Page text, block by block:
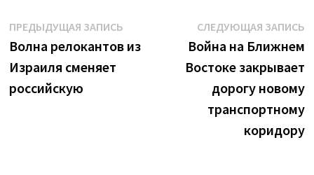
Навигация
по
записям
ПРЕДЫДУЩАЯ ЗАПИСЬПредыдущая
запись:
Волна релокантов из
Израиля сменяет
российскую
СЛЕДУЮЩАЯ ЗАПИСЬ
Война на Ближнем
Востоке закрывает
дорогу новому
транспортному
коридору